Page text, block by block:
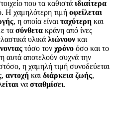
που τα καθιστά ιδιαίτερα
Η χαμηλότερη τιμή οφείλεται
, η οποία είναι ταχύτερη και
τα σύνθετα κράνη από ίνες
υλικά λιώνουν και
τόσο τον χρόνο όσο και το
αυτά αποτελούν συχνά την
η χαμηλή τιμή συνοδεύεται
, αντοχή και διάρκεια ζωής,
να σταθμίσει.